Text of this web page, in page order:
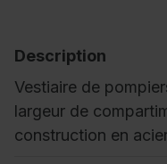
Description
Vestiaire de
largeur de
construction en